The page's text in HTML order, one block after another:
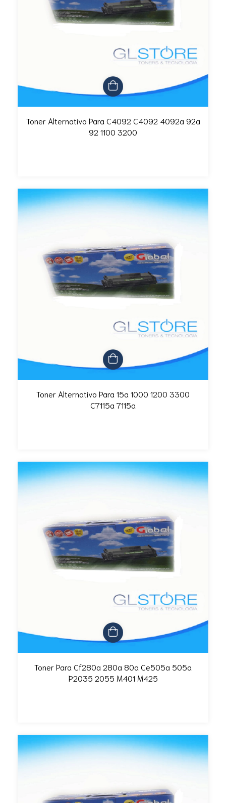
Toner Alternativo Para C4092 C4092 4092a 92a
92 1100 3200
Toner Alternativo Para 15a 1000 1200 3300
C7115a 7115a
Toner Para Cf280a 280a 80a Ce505a 505a
P2035 2055 M401 M425